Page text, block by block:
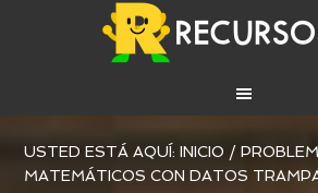
USTED ESTÁ AQUÍ:INICIO /
MATEMÁTICOS CON DATOS